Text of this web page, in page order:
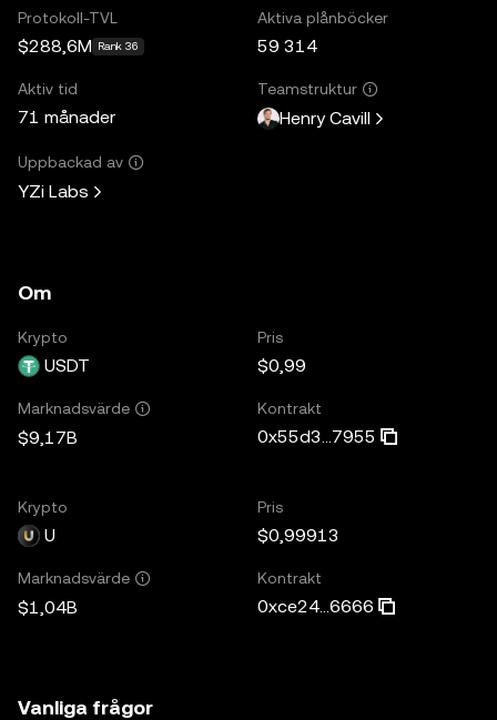
Protokoll-TVL
$288,6M Rank 36
Aktiva plånböcker
59 314
Aktiv tid
71 månader
Teamstruktur
Henry Cavill
Uppbackad av
YZi Labs
Om
Krypto
USDT
Pris
$0,99
Marknadsvärde
$9,17B
Kontrakt
0x55d3...7955
Krypto
U
Pris
$0,99913
Marknadsvärde
$1,04B
Kontrakt
0xce24...6666
Vanliga frågor